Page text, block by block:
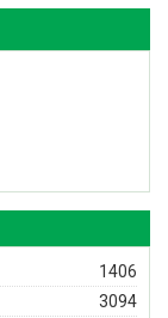
1406
3094